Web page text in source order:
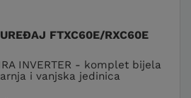
FTXC60E/RXC60E
INVERTER - komplet bijela
i vanjska jedinica